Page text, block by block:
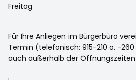
Freitag
Für Ihre Anliegen im Bürgerbüro
Termin (telefonisch: 915-210 o. -
auch außerhalb der